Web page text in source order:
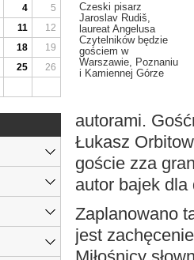
Czeski pisarz
Jaroslav Rudiš,
laureat Angelusa
Czytelników będzie
gościem w
Warszawie, Poznaniu
i Kamiennej Górze
autorami.
Łukasz
goście zza
autor bajek
Zaplanowano
jest
4
5
11
12
18
19
25
26